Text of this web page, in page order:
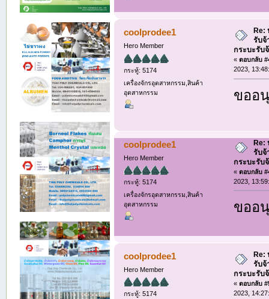
coolprodee1
Hero Member
กระทู้: 5174
เครื่องจักรอุตสาหกรรม,สินค้า
อุตสาหกรรม
Re:
รับจ้
กระบะรับ
«ตอบกลับ
2023,
ขออ
coolprodee1
Hero Member
กระทู้: 5174
เครื่องจักรอุตสาหกรรม,สินค้า
อุตสาหกรรม
Re:
รับจ้
กระบะรับ
«ตอบกลับ
2023,
ขออ
coolprodee1
Hero Member
กระทู้: 5174
Re:
รับจ้
กระบะรับ
«ตอบกลับ
2023,